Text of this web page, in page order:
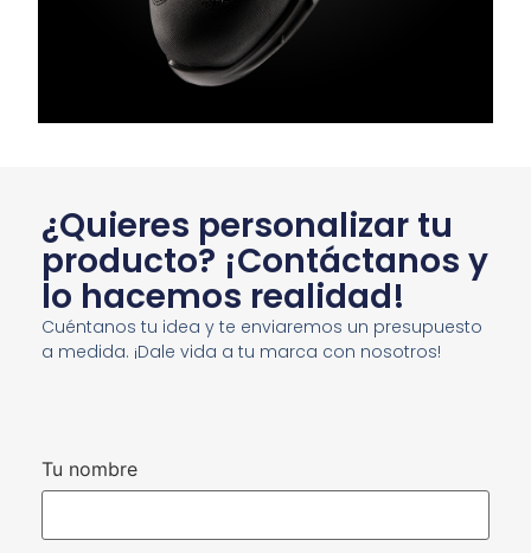
¿Quieres personalizar tu
producto? ¡Contáctanos y
lo hacemos realidad!
Cuéntanos tu idea y te enviaremos un presupuesto
a medida. ¡Dale vida a tu marca con nosotros!
Tu nombre